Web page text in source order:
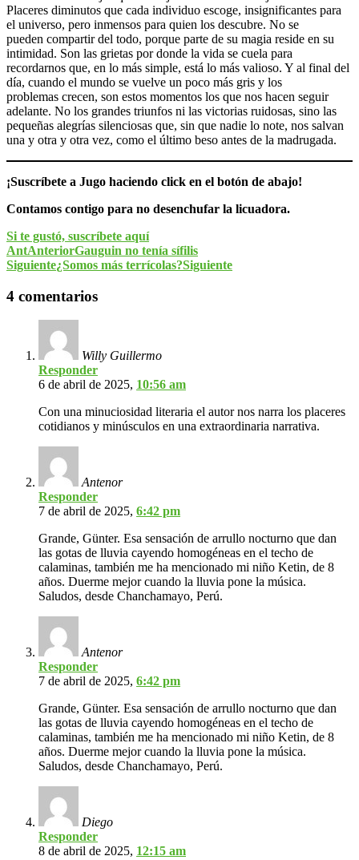
Placeres diminutos que cada individuo escoge, insignificantes para
el universo, pero inmensos para quien los descubre. No se
pueden compartir del todo, porque parte de su magia reside en su
intimidad. Son las grietas por donde la vida se cuela para
recordarnos que, en lo más simple, está lo más valioso. Y al final del
día, cuando el mundo se vuelve un poco más gris y los
problemas crecen, son estos momentos los que nos hacen seguir
adelante. No los grandes triunfos ni las victorias ruidosas, sino las
pequeñas alegrías silenciosas que, sin que nadie lo note, nos salvan
una y otra y otra vez, como el último beso antes de la madrugada.
¡Suscríbete a Jugo haciendo click en el botón de abajo!
Contamos contigo para no desenchufar la licuadora.
Si te gustó, suscríbete aquí
AntAnteriorGauguin no tenía sífilis
Siguiente¿Somos más terrícolas?Siguiente
4 comentarios
Willy Guillermo
Responder
6 de abril de 2025, 10:56 am
Con una minuciosidad literaria el autor nos narra los placeres
cotidianos y minúsculos en una extraordinaria narrativa.
Antenor
Responder
7 de abril de 2025, 6:42 pm
Grande, Günter. Esa sensación de arrullo nocturno que dan
las gotas de lluvia cayendo homogéneas en el techo de
calaminas, también me ha mencionado mi niño Ketin, de 8
años. Duerme mejor cuando la lluvia pone la música.
Saludos, desde Chanchamayo, Perú.
Antenor
Responder
7 de abril de 2025, 6:42 pm
Grande, Günter. Esa sensación de arrullo nocturno que dan
las gotas de lluvia cayendo homogéneas en el techo de
calaminas, también me ha mencionado mi niño Ketin, de 8
años. Duerme mejor cuando la lluvia pone la música.
Saludos, desde Chanchamayo, Perú.
Diego
Responder
8 de abril de 2025, 12:15 am